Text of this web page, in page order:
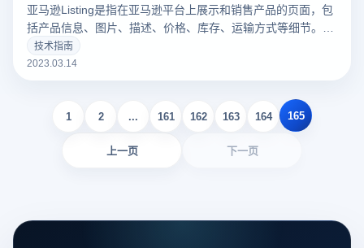
亚马逊Listing是指在亚马逊平台上展示和销售产品的页面，包
括产品信息、图片、描述、价格、库存、运输方式等细节。一
个好的亚马逊Listing可以吸引更多的潜在买家，增加销量。以
下云登录指纹浏览器关于亚马逊Listing包括什么？如何撰写？
技术指南
2023.03.14
上一页
1 2 ... 161 162 163 164 165
下一页